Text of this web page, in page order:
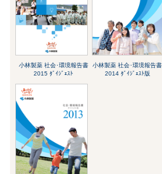
小林製薬 社会･環境報告書
2015 ﾀﾞｲｼﾞｪｽﾄ
小林製薬 社会･環境報告書
2014 ﾀﾞｲｼﾞｪｽﾄ版